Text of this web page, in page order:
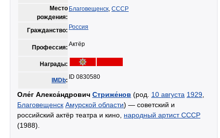
Место
рождения:
Благовещенск, СССР
Гражданство: Россия
Профессия: Актёр
Награды:
IMDb: ID 0830580
Оле́г Алекса́ндрович Стриже́нов (род. 10 августа 1929
Благовещенск Амурской области) — советский и
российский актёр театра и кино, народный артист СССР
(1988).